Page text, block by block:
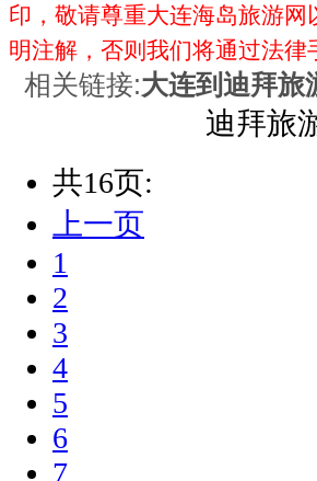
印，敬请尊重大连海岛旅游
明注解，否则我们将通过法
相关链接:大连到迪拜旅
迪拜旅
共16页:
上一页
1
2
3
4
5
6
7